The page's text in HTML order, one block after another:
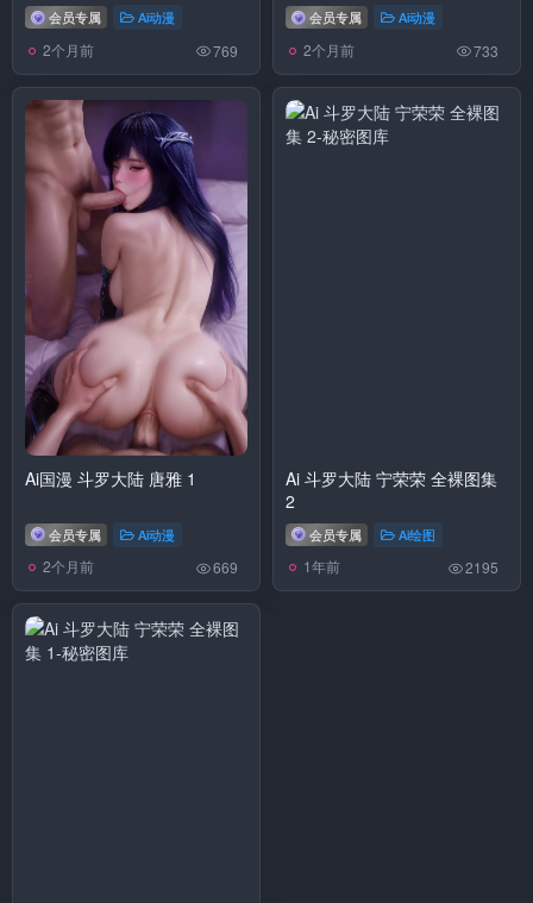
会员专属 Ai动漫
2个月前 769
会员专属 Ai动漫
2个月前 733
Ai国漫 斗罗大陆 唐雅 1
会员专属 Ai动漫
2个月前 669
Ai 斗罗大陆 宁荣荣 全裸图集
2
会员专属 Ai绘图
1年前 2195